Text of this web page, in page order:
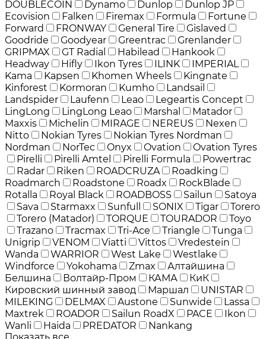
DOUBLECOIN
Dynamo Dunlop
Dunlop JP
Ecovision
Falken Firemax Formula
Fortune
Forward
FRONWAY General Tire
Gislaved
Goodride
Goodyear Greentrac
Grenlander
GRIPMAX
GT Radial Habilead
Hankook
Headway
Hifly Ikon Tyres ILINK
IMPERIAL
Kama
Kapsen Khomen Wheels
Kingnate
Kinforest
Kormoran Kumho
Landsail
Landspider
Laufenn Leao
Legeartis Concept
LingLong
LingLong Leao Marshal
Matador
Maxxis
Michelin MIRAGE NEREUS
Nexen
Nitto
Nokian Tyres
Nokian Tyres Nordman
Nordman
NorTec Onyx Ovation
Ovation Tyres
Pirelli
Pirelli Amtel Pirelli Formula
Powertrac
Radar
Riken ROADCRUZA
Roadking
Roadmarch
Roadstone Roadx
RockBlade
Rotalla
Royal Black ROADBOSS Sailun
Satoya
Sava
Starmaxx Sunfull SONIX Tigar
Torero
Torero (Matador)
TORQUE TOURADOR
Toyo
Trazano
Tracmax Tri-Ace Triangle
Tunga
Unigrip
VENOM Viatti Vittos
Vredestein
Wanda
WARRIOR West Lake
Westlake
Windforce
Yokohama Zmax
Алтайшина
Белшина
Волтайр-Пром КАМА
КиК
Кировский шинный завод
Маршал
UNISTAR
MILEKING
DELMAX Austone Sunwide
Lassa
Maxtrek
ROADOR Sailun RoadX PACE
Ikon
Wanli
Haida PREDATOR
Nankang